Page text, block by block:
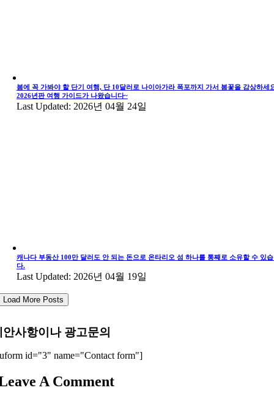
봄에 꼭 가봐야 할 단기 여행, 단 10달러로 나이아가라 폭포까지 가서 봄꽃을 감상하세
2026년판 여행 가이드가 나왔습니다~
Last Updated: 2026년 04월 24일
캐나다 부동산 100만 달러도 안 되는 돈으로 온타리오 섬 하나를 통째로 소유할 수 있
다.
Last Updated: 2026년 04월 19일
Load More Posts
안사항이나 광고문의
id="3" name="Contact form"]
A Comment